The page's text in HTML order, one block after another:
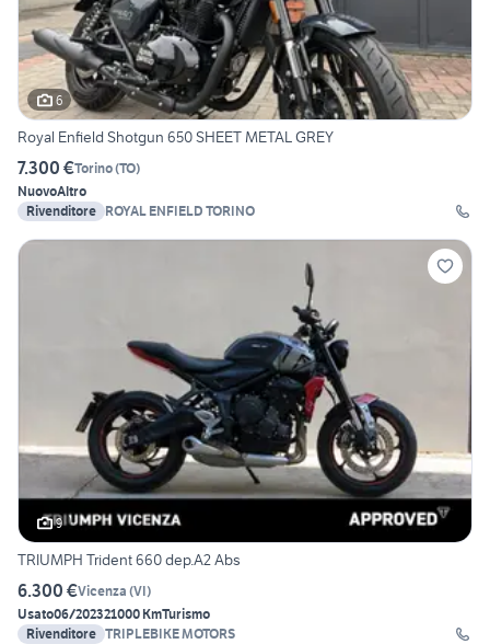
6
Royal Enfield Shotgun 650 SHEET METAL GREY
7.300 €Torino(TO)
NuovoAltro
Rivenditore ROYAL ENFIELD TORINO
9
TRIUMPH Trident 660 dep.A2 Abs
6.300 €Vicenza (VI)
Usato06/202321000 KmTurismo
Rivenditore
TRIPLEBIKE MOTORS